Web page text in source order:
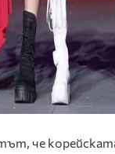
че